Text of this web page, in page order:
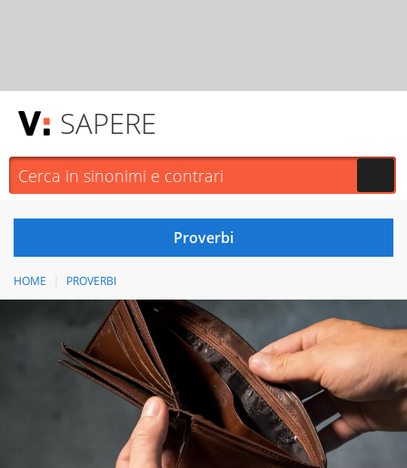
SAPERE
HOME PROVERBI